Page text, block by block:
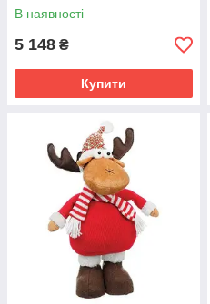
В наявності
5 148 ₴
Купити